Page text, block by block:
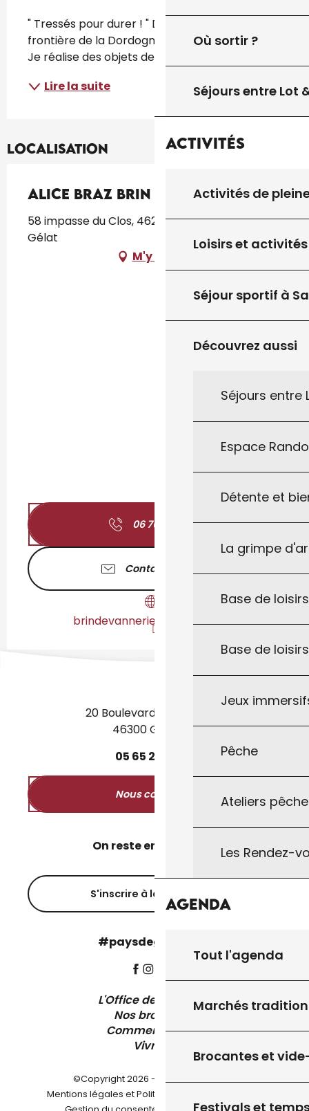
Où sortir ?
Séjours entre Lot
Activités
Activités de
Loisirs et activités
Séjour sportif à
Découvrez aussi
Séjours entre
Espace
Détente et
La grimpe
Base de
Base de
Jeux
Pêche
Ateliers
Les Rendez-
Agenda
Tout l'agenda
Marchés
Brocantes et
Festivals et
" Tressés pour durer ! " Dans un coin du Lot, à la
frontière de la Dordogne et du Lot et Garonne,
Je réalise des objets de toutes sortes en osier.
Lire la suite
Localisation
Alice Braz Brin de Vannerie
58 impasse du Clos, 46250 Frayssinet-le-
Gélat
M'y rendre
06 76 91 70 ▒▒
Contactez-nous
brindevannerie.jimdofree.com
20 Boulevard des Martyrs
46300 Gourdon
05 65 27
Nous contacter
On reste en contact ?
S'inscrire à la newsletter
#paysdegourdon !
L'Office de Tourisme
Nos brochures
Comment venir ?
Vivre ici
©Copyright 2026 - Pays de Gourdon
Mentions légales et Politique de confidentialité